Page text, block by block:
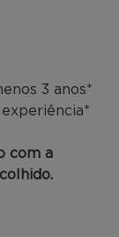
3 anos*
experiência*
com a